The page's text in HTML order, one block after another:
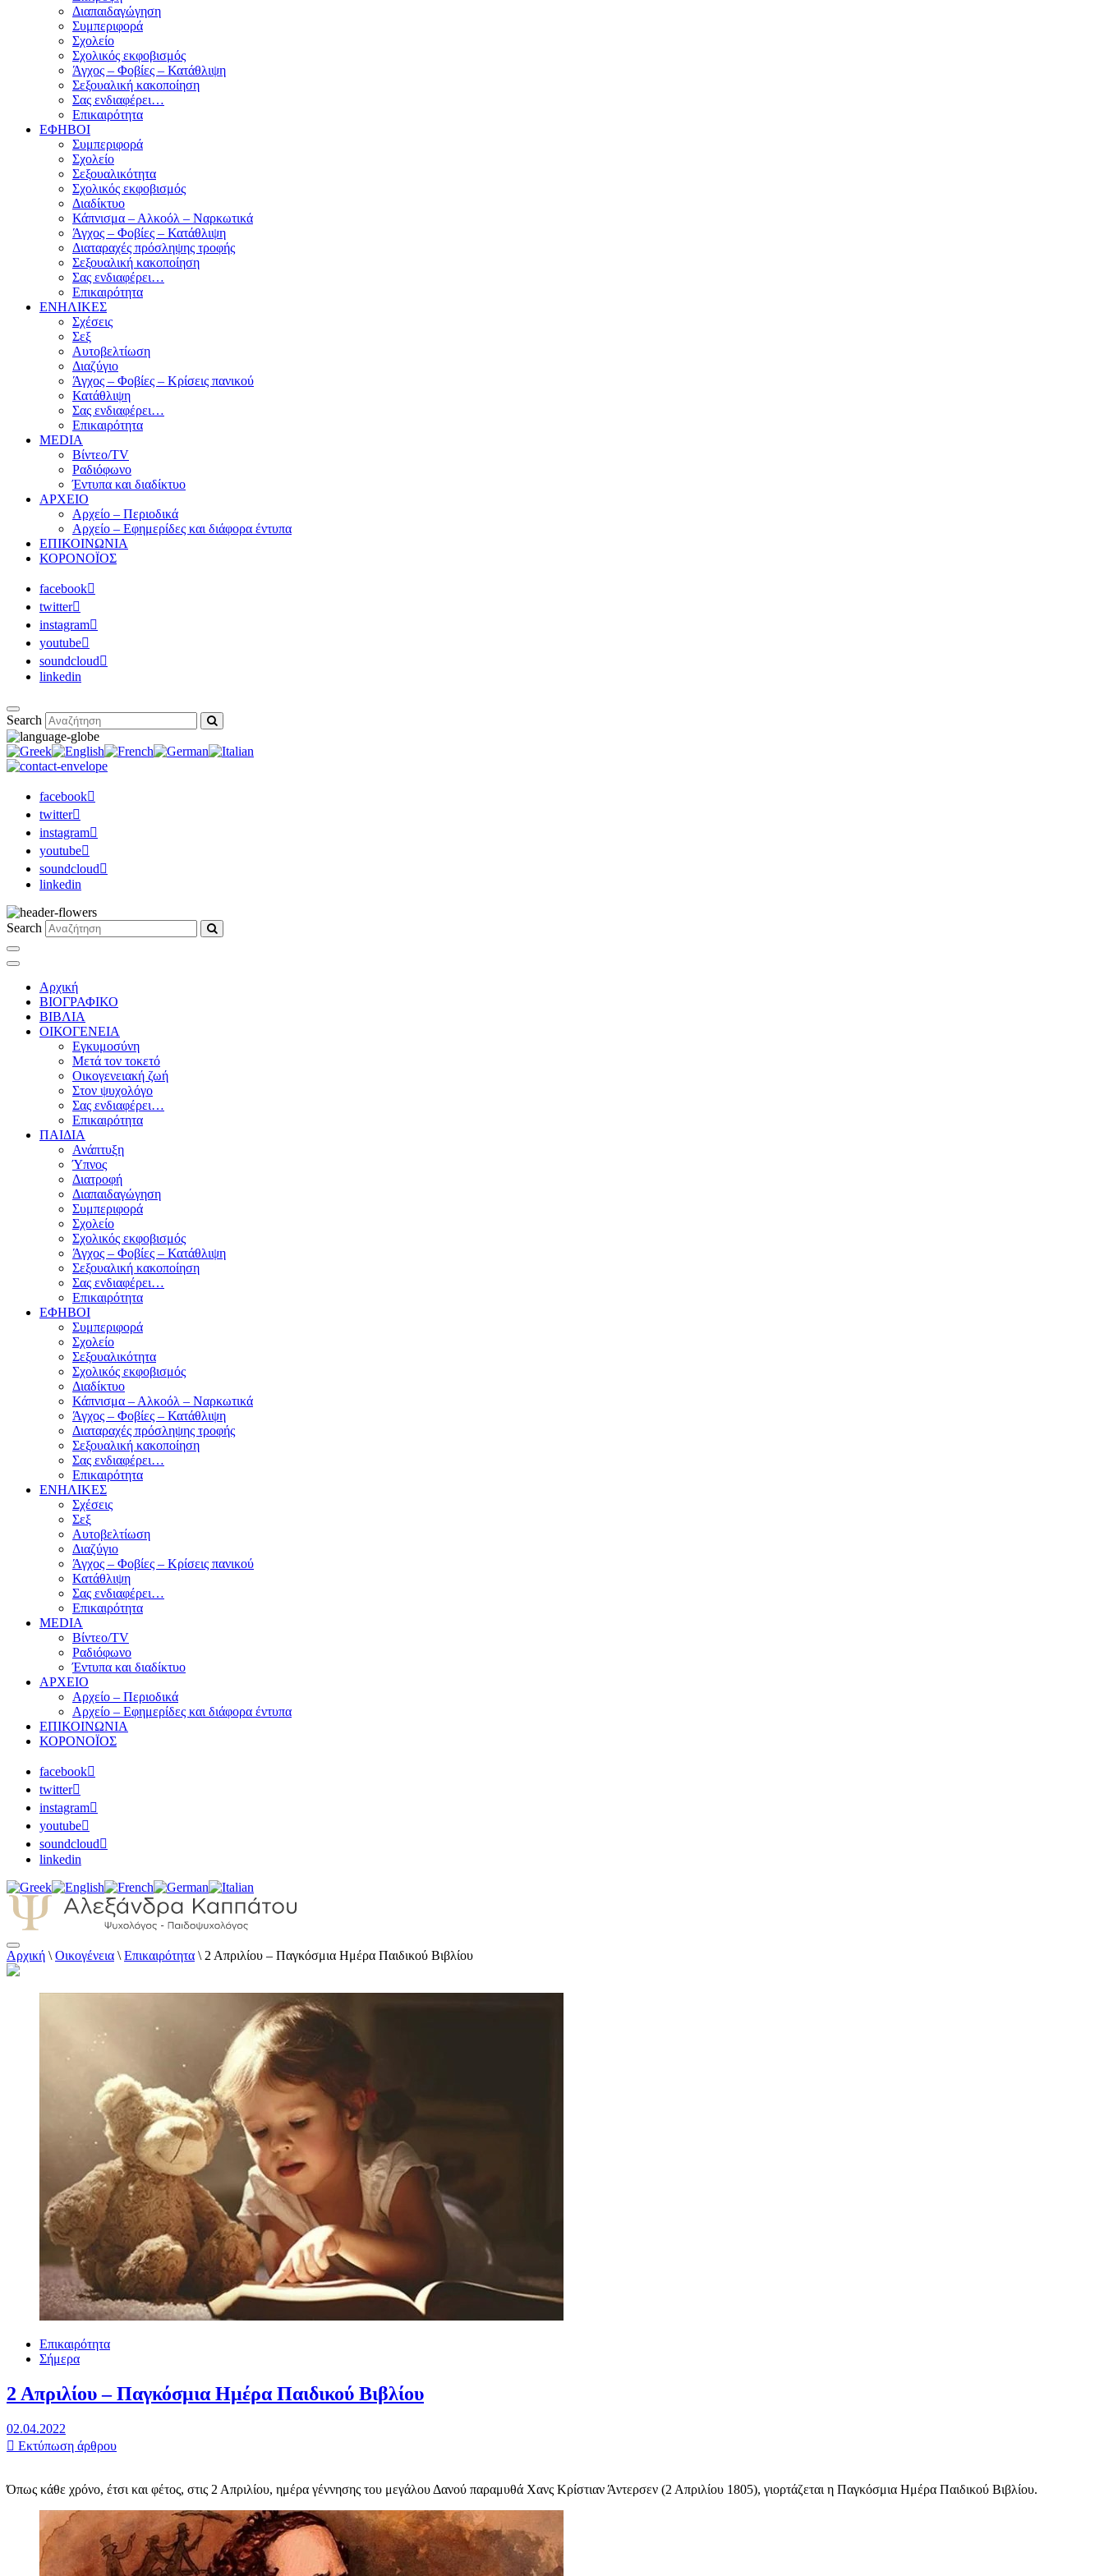
Διαπαιδαγώγηση
Συμπεριφορά
Σχολείο
Σχολικός εκφοβισμός
Άγχος – Φοβίες – Κατάθλιψη
Σεξουαλική κακοποίηση
Σας ενδιαφέρει…
Επικαιρότητα
ΕΦΗΒΟΙ
Συμπεριφορά
Σχολείο
Σεξουαλικότητα
Σχολικός εκφοβισμός
Διαδίκτυο
Κάπνισμα – Αλκοόλ – Ναρκωτικά
Άγχος – Φοβίες – Κατάθλιψη
Διαταραχές πρόσληψης τροφής
Σεξουαλική κακοποίηση
Σας ενδιαφέρει…
Επικαιρότητα
ΕΝΗΛΙΚΕΣ
Σχέσεις
Σεξ
Αυτοβελτίωση
Διαζύγιο
Άγχος – Φοβίες – Κρίσεις πανικού
Κατάθλιψη
Σας ενδιαφέρει…
Επικαιρότητα
MEDIA
Βίντεο/TV
Ραδιόφωνο
Έντυπα και διαδίκτυο
ΑΡΧΕΙΟ
Αρχείο – Περιοδικά
Αρχείο – Εφημερίδες και διάφορα έντυπα
ΕΠΙΚΟΙΝΩΝΙΑ
ΚΟΡΟΝΟΪΟΣ
facebook
twitter
instagram
youtube
soundcloud
linkedin
Search
facebook
twitter
instagram
youtube
soundcloud
linkedin
Search
Αρχική
ΒΙΟΓΡΑΦΙΚΟ
ΒΙΒΛΙΑ
ΟΙΚΟΓΕΝΕΙΑ
Εγκυμοσύνη
Μετά τον τοκετό
Οικογενειακή ζωή
Στον ψυχολόγο
Σας ενδιαφέρει…
Επικαιρότητα
ΠΑΙΔΙΑ
Ανάπτυξη
Ύπνος
Διατροφή
Διαπαιδαγώγηση
Συμπεριφορά
Σχολείο
Σχολικός εκφοβισμός
Άγχος – Φοβίες – Κατάθλιψη
Σεξουαλική κακοποίηση
Σας ενδιαφέρει…
Επικαιρότητα
ΕΦΗΒΟΙ
Συμπεριφορά
Σχολείο
Σεξουαλικότητα
Σχολικός εκφοβισμός
Διαδίκτυο
Κάπνισμα – Αλκοόλ – Ναρκωτικά
Άγχος – Φοβίες – Κατάθλιψη
Διαταραχές πρόσληψης τροφής
Σεξουαλική κακοποίηση
Σας ενδιαφέρει…
Επικαιρότητα
ΕΝΗΛΙΚΕΣ
Σχέσεις
Σεξ
Αυτοβελτίωση
Διαζύγιο
Άγχος – Φοβίες – Κρίσεις πανικού
Κατάθλιψη
Σας ενδιαφέρει…
Επικαιρότητα
MEDIA
Βίντεο/TV
Ραδιόφωνο
Έντυπα και διαδίκτυο
ΑΡΧΕΙΟ
Αρχείο – Περιοδικά
Αρχείο – Εφημερίδες και διάφορα έντυπα
ΕΠΙΚΟΙΝΩΝΙΑ
ΚΟΡΟΝΟΪΟΣ
facebook
twitter
instagram
youtube
soundcloud
linkedin
Αλεξάνδρα Καππάτου Ψυχολόγος – Παιδοψυχολόγος
Αρχική \ Οικογένεια \ Επικαιρότητα \ 2 Απριλίου – Παγκόσμια Ημέρα Παιδικού Βιβλίου
Επικαιρότητα
Σήμερα
2 Απριλίου – Παγκόσμια Ημέρα Παιδικού Βιβλίου
02.04.2022
Εκτύπωση άρθρου
Όπως κάθε χρόνο, έτσι και φέτος, στις 2 Απριλίου, ημέρα γέννησης του μεγάλου Δανού παραμυθά Χανς Κρίστιαν Άντερσεν (2 Απριλίου 1805), γιορτάζεται η Παγκόσμια Ημέρα Παιδικού Βιβλίου.